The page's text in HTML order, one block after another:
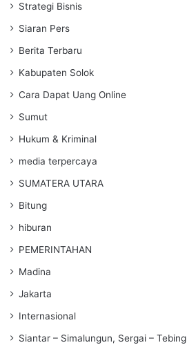
Strategi Bisnis
Siaran Pers
Berita Terbaru
Kabupaten Solok
Cara Dapat Uang Online
Sumut
Hukum & Kriminal
media terpercaya
SUMATERA UTARA
Bitung
hiburan
PEMERINTAHAN
Madina
Jakarta
Internasional
Siantar – Simalungun, Sergai – Tebing